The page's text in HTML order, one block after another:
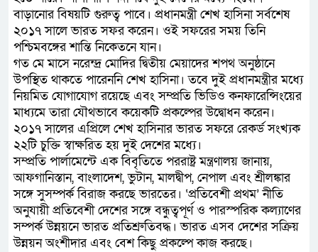
বাড়ানোর বিষয়টি গুরুত্ব পাবে। প্রধানমন্ত্রী শেখ হাসিনা সর্বশেষ
২০১৭ সালে ভারত সফর করেন। ওই সফরের সময় তিনি
পশ্চিমবঙ্গের শান্তি নিকেতনে যান।
গত মে মাসে নরেন্দ্র মোদির দ্বিতীয় মেয়াদের শপথ অনুষ্ঠানে
উপস্থিত থাকতে পারেননি শেখ হাসিনা। তবে দুই প্রধানমন্ত্রীর মধ্যে
নিয়মিত যোগাযোগ রয়েছে এবং সম্প্রতি ভিডিও কনফারেন্সিংয়ের
মাধ্যমে তারা যৌথভাবে কয়েকটি প্রকল্পের উদ্বোধন করেন।
২০১৭ সালের এপ্রিলে শেখ হাসিনার ভারত সফরে রেকর্ড সংখ্যক
২২টি চুক্তি স্বাক্ষরিত হয় দুই দেশের মধ্যে।
সম্প্রতি পার্লামেন্টে এক বিবৃতিতে পররাষ্ট্র মন্ত্রণালয় জানায়,
আফগানিস্তান, বাংলাদেশ, ভুটান, মালদ্বীপ, নেপাল এবং শ্রীলঙ্কার
সঙ্গে সুসম্পর্ক বিরাজ করছে ভারতের। ‘প্রতিবেশী প্রথম’ নীতি
অনুযায়ী প্রতিবেশী দেশের সঙ্গে বন্ধুত্বপূর্ণ ও পারস্পরিক কল্যাণের
সম্পর্ক উন্নয়নে ভারত প্রতিশ্রুতিবদ্ধ। ভারত এসব দেশের সক্রিয়
উন্নয়ন অংশীদার এবং বেশ কিছু প্রকল্পে কাজ করছে।